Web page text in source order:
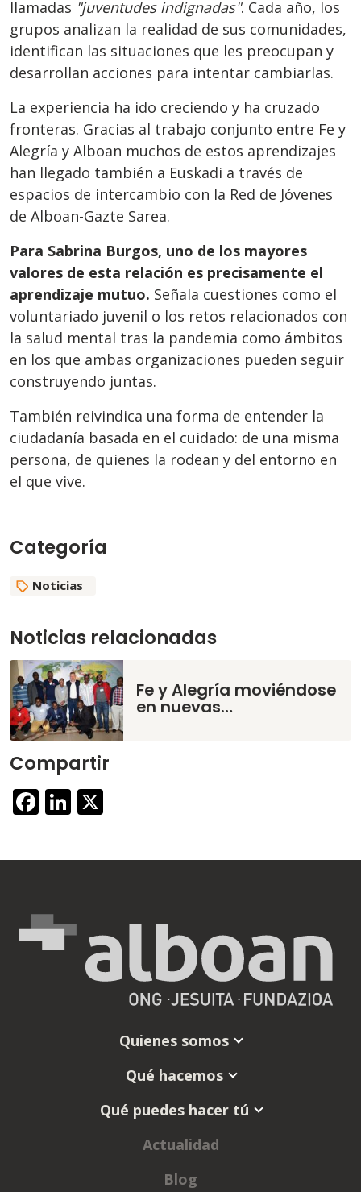
llamadas "juventudes indignadas". Cada año, los
grupos analizan la realidad de sus comunidades,
identifican las situaciones que les preocupan y
desarrollan acciones para intentar cambiarlas.
La experiencia ha ido creciendo y ha cruzado
fronteras. Gracias al trabajo conjunto entre Fe y
Alegría y Alboan muchos de estos aprendizajes
han llegado también a Euskadi a través de
espacios de intercambio con la Red de Jóvenes
de Alboan-Gazte Sarea.
Para Sabrina Burgos, uno de los mayores
valores de esta relación es precisamente el
aprendizaje mutuo. Señala cuestiones como el
voluntariado juvenil o los retos relacionados con
la salud mental tras la pandemia como ámbitos
en los que ambas organizaciones pueden seguir
construyendo juntas.
También reivindica una forma de entender la
ciudadanía basada en el cuidado: de una misma
persona, de quienes la rodean y del entorno en
el que vive.
Categoría
Noticias
Noticias relacionadas
Fe y Alegría moviéndose
en nuevas…
Compartir
Facebook
LinkedIn
Quienes somos
Qué hacemos
Qué puedes hacer tú
Actualidad
Blog